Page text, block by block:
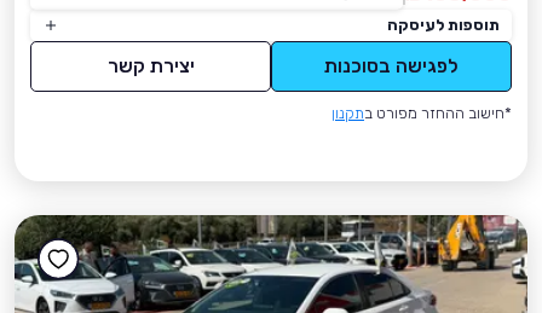
תוספות לעיסקה
לפגישה בסוכנות יצירת קשר
*חישוב ההחזר מפורט בתקנון